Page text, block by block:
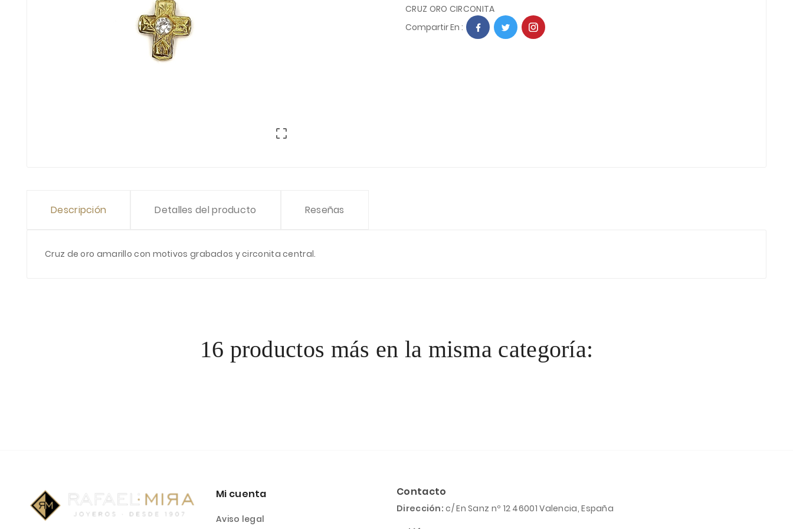

CRUZ ORO CIRCONITA
Compartir En :
Descripción Detalles del producto Reseñas
Cruz de oro amarillo con motivos grabados y circonita central.
16 productos más en la misma categoría:
Mi cuenta
Aviso legal
Contacto
Dirección: c/ En Sanz nº 12 46001 Valencia, España